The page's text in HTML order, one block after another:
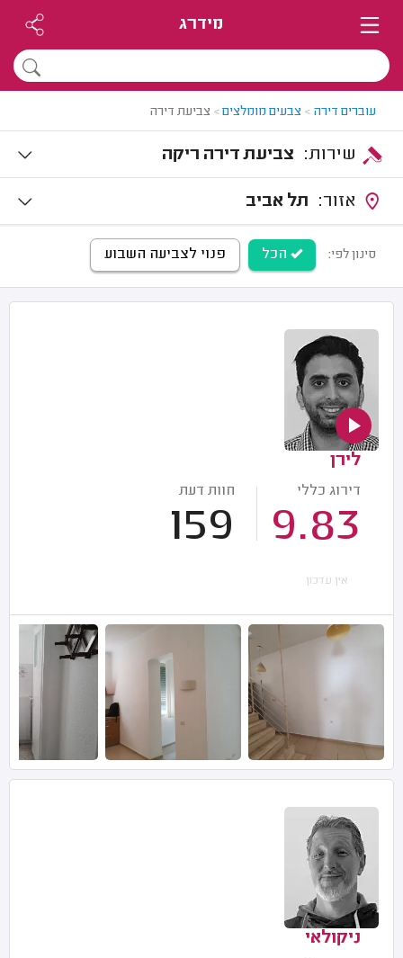
מידרג
עוברים דירה > צבעים מומלצים> צביעת דירה
צביעת דירה ריקה
תל אביב
סינון לפי: הכל פנוי לצביעה השבוע
לירן
דירוג כללי
9.83
חוות דעת
159
אין עדכון
ניקולאי